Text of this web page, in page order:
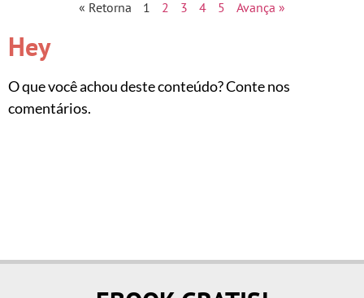
« Retorna 1 2 3 4 5 Avança »
Hey
O que você achou deste conteúdo? Conte nos
comentários.